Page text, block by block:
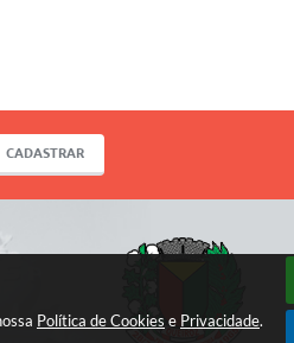
Política de Cookies e Privacidade.
CADASTRAR